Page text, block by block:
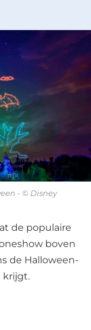
- © Disney
de populaire
boven
de Halloween-
krijgt.